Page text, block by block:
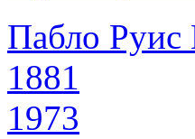
Пабло Руис
1881
1973